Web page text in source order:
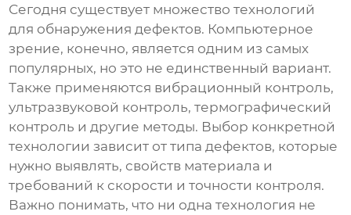
Сегодня существует множество технологий
для обнаружения дефектов. Компьютерное
зрение, конечно, является одним из самых
популярных, но это не единственный вариант.
Также применяются вибрационный контроль,
ультразвуковой контроль,термографический
контроль и другие методы. Выбор конкретной
технологии зависит от типа дефектов, которые
нужно выявлять, свойств материала и
требований к скорости и точности контроля.
Важно понимать, что ни одна технология не